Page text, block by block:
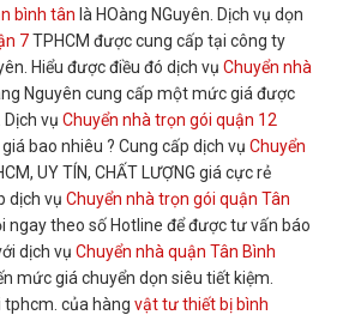
bình tân là HOàng NGuyên. Dịch vụ dọn
7TPHCM được cung cấp tại công ty
Hiểu được điều đó dịch vụ Chuyển nhà
Nguyên cung cấp một mức giá được
vụ Chuyển nhà trọn gói quận 12
bao nhiêu ? Cung cấp dịch vụ Chuyển
UY TÍN, CHẤT LƯỢNG giá cực rẻ
dịch vụ Chuyển nhà trọn gói quận Tân
ngay theo số Hotline để được tư vấn báo
dịch vụ Chuyển nhà quận Tân Bình
mức giá chuyển dọn siêu tiết kiệm.
tphcm. của hàng vật tư thiết bị bình